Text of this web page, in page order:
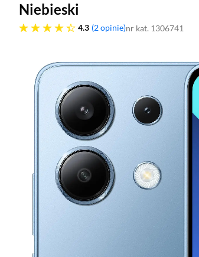
Niebieski
4.3
4.3 gwiazdek 2 opinie nr kat. 1306741